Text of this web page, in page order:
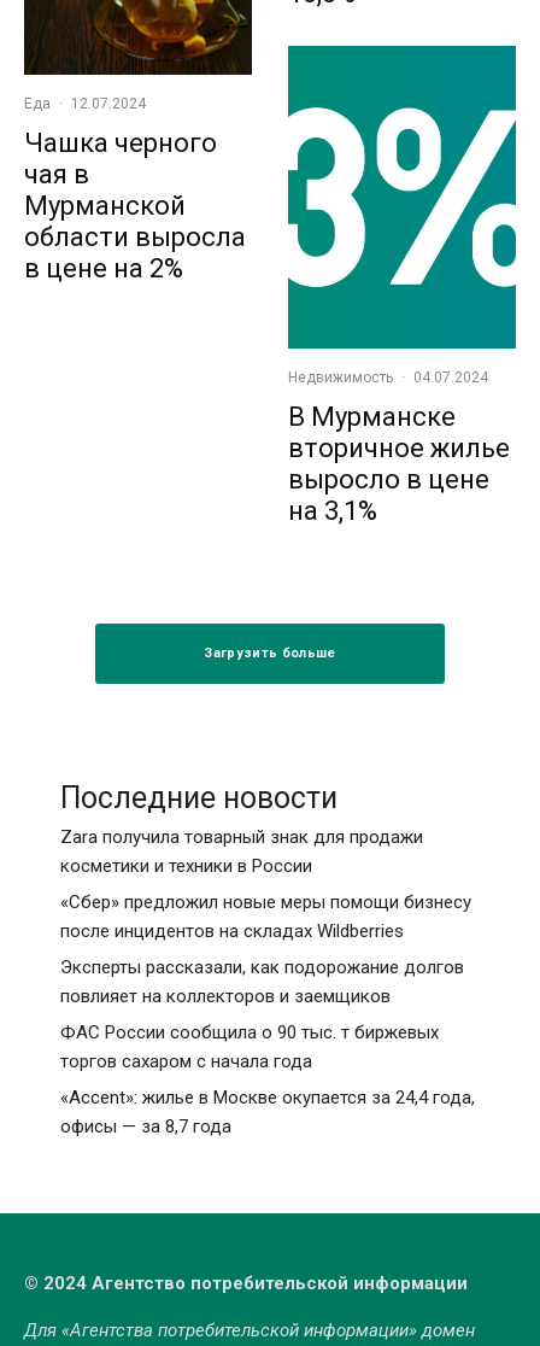
Еда · 12.07.2024
Чашка черного
чая в
Мурманской
области выросла
в цене на 2%
Недвижимость · 04.07.2024
В Мурманске
вторичное жилье
выросло в цене
на 3,1%
Загрузить больше
Последние новости
Zara получила товарный знак для продажи
косметики и техники в России
«Сбер» предложил новые меры помощи бизнесу
после инцидентов на складах Wildberries
Эксперты рассказали, как подорожание долгов
повлияет на коллекторов и заемщиков
ФАС России сообщила о 90 тыс. т биржевых
торгов сахаром с начала года
«Accent»: жилье в Москве окупается за 24,4 года,
офисы — за 8,7 года
© 2024 Агентство потребительской информации
Для «Агентства потребительской информации» домен